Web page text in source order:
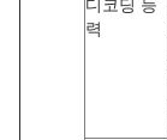
디코딩 능
력